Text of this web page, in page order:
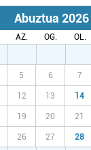
Abuztua 2026
AZ. OG. OL.
5 6 7
12 13 14
19 20 21
26 27 28